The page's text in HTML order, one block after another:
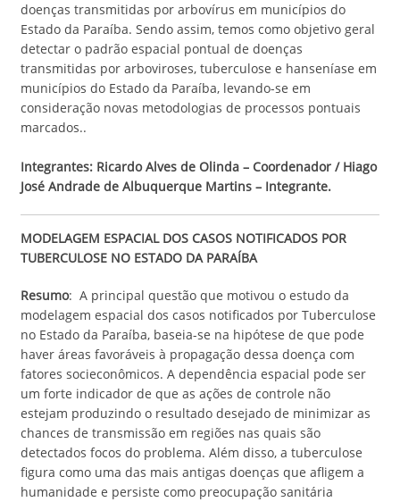
doenças transmitidas por arbovírus em municípios do
Estado da Paraíba. Sendo assim, temos como objetivo geral
detectar o padrão espacial pontual de doenças
transmitidas por arboviroses, tuberculose e hanseníase em
municípios do Estado da Paraíba, levando-se em
consideração novas metodologias de processos pontuais
marcados..
Integrantes: Ricardo Alves de Olinda – Coordenador / Hiago
José Andrade de Albuquerque Martins – Integrante.
MODELAGEM ESPACIAL DOS CASOS NOTIFICADOS POR
TUBERCULOSE NO ESTADO DA PARAÍBA
Resumo: A principal questão que motivou o estudo da
modelagem espacial dos casos notificados por Tuberculose
no Estado da Paraíba, baseia-se na hipótese de que pode
haver áreas favoráveis à propagação dessa doença com
fatores socieconômicos. A dependência espacial pode ser
um forte indicador de que as ações de controle não
estejam produzindo o resultado desejado de minimizar as
chances de transmissão em regiões nas quais são
detectados focos do problema. Além disso, a tuberculose
figura como uma das mais antigas doenças que afligem a
humanidade e persiste como preocupação sanitária